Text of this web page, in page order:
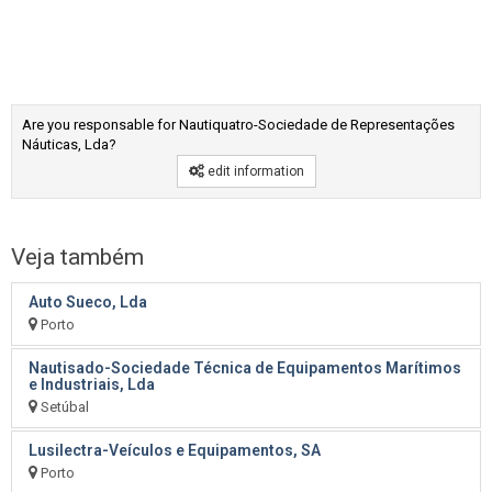
Are you responsable for Nautiquatro-Sociedade de Representações
Náuticas, Lda?
edit information
Veja também
Auto Sueco, Lda
Porto
Nautisado-Sociedade Técnica de Equipamentos Marítimos
e Industriais, Lda
Setúbal
Lusilectra-Veículos e Equipamentos, SA
Porto